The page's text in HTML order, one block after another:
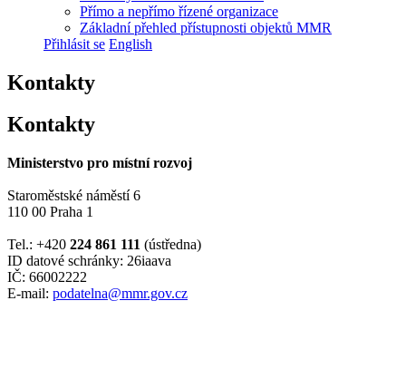
Přímo a nepřímo řízené organizace
Základní přehled přístupnosti objektů MMR
Přihlásit se English
Kontakty
Kontakty
Ministerstvo pro místní rozvoj
Staroměstské náměstí 6
110 00 Praha 1
Tel.: +420 224 861 111 (ústředna)
ID datové schránky: 26iaava
IČ: 66002222
E-mail: podatelna@mmr.gov.cz